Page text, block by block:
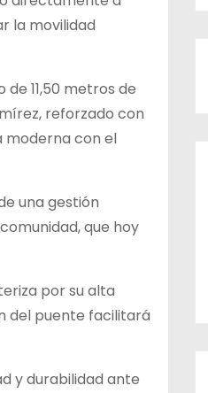
la movilidad
11,50 metros de
reforzado con
moderna con el
una gestión
que hoy
por su alta
del puente facilitará
y durabilidad ante